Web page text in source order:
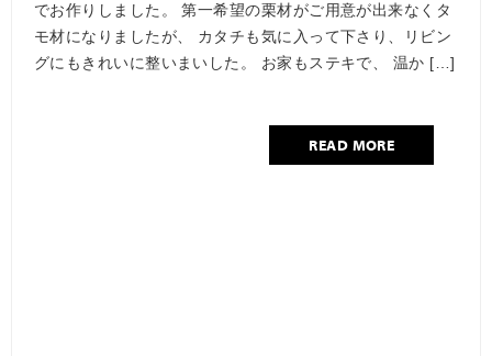
でお作りしました。 第一希望の栗材がご用意が出来なくタ
モ材になりましたが、 カタチも気に入って下さり、リビン
グにもきれいに整いまいした。 お家もステキで、 温か […]
READ MORE